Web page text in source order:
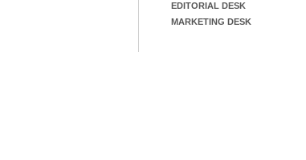
EDITORIAL DESK
MARKETING DESK